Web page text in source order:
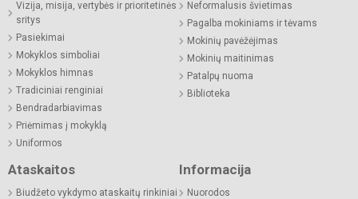
Vizija, misija, vertybės ir prioritetinės
sritys
Pasiekimai
Mokyklos simboliai
Mokyklos himnas
Tradiciniai renginiai
Bendradarbiavimas
Priėmimas į mokyklą
Uniformos
Neformalusis švietimas
Pagalba mokiniams ir tėvams
Mokinių pavėžėjimas
Mokinių maitinimas
Patalpų nuoma
Biblioteka
Ataskaitos
Biudžeto vykdymo ataskaitų rinkiniai
Informacija
Nuorodos